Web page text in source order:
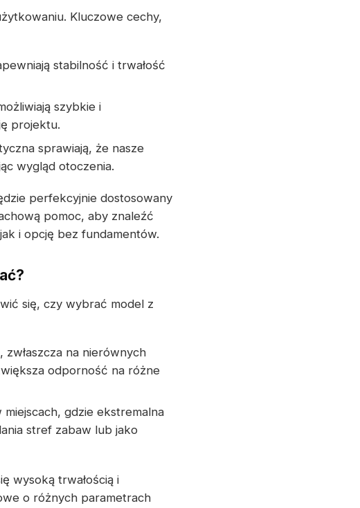
Kluczowe cechy,
stabilność i trwałość
szybkie i
projektu.
sprawiają, że nasze
wygląd otoczenia.
perfekcyjnie dostosowany
pomoc, aby znaleźć
i opcję bez fundamentów.
się, czy wybrać model z
na nierównych
odporność na różne
gdzie ekstremalna
stref zabaw lub jako
wysoką trwałością i
o różnych parametrach